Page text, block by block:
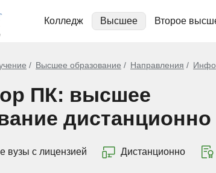
Колледж Высшее Второе
Высшее образование Направления
ПК: высшее
дистанционно
вузы с лицензией Дистанционно